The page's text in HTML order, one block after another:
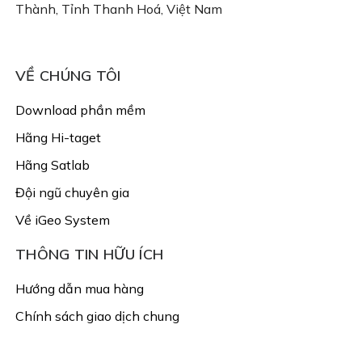
Thành, Tỉnh Thanh Hoá, Việt Nam
VỀ CHÚNG TÔI
Download phần mềm
Hãng Hi-taget
Hãng Satlab
Đội ngũ chuyên gia
Về iGeo System
THÔNG TIN HỮU ÍCH
Hướng dẫn mua hàng
Chính sách giao dịch chung